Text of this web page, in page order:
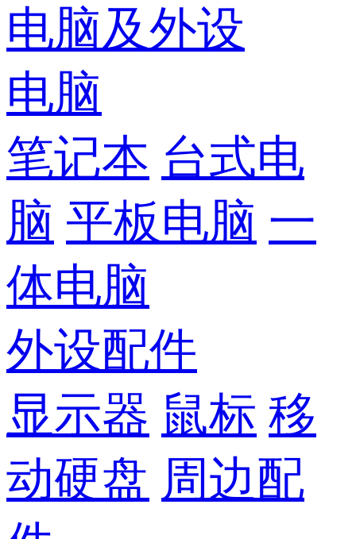
电脑及外设
电脑
笔记本 台式电
脑 平板电脑 一
体电脑
外设配件
显示器 鼠标 移
动硬盘 周边配